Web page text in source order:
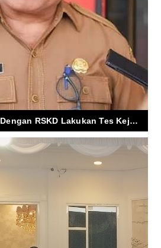
Pemkot Kerja Sama Dengan RSKD Lakukan Tes Kejiwaan Untuk PPPK